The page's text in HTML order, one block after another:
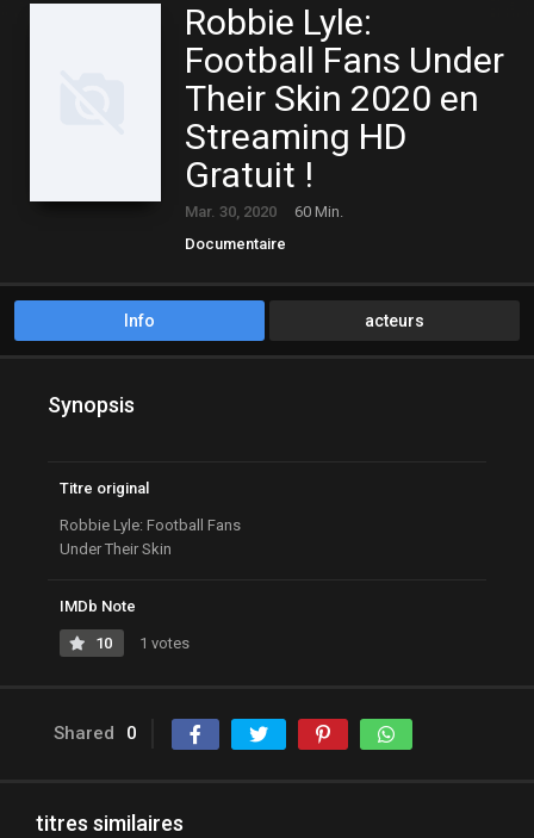
Robbie Lyle:
Football Fans Under
Their Skin 2020 en
Streaming HD
Gratuit !
Mar. 30, 2020
60 Min.
Documentaire
Info acteurs
Synopsis
Titre original
Robbie Lyle: Football Fans
Under Their Skin
IMDb Note
10 1 votes
Shared 0
titres similaires